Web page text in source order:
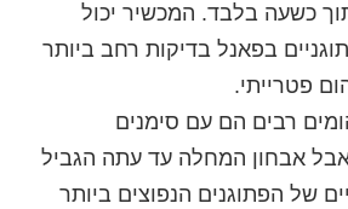
כשעה בלבד. המכשיר יכול
בפאנל בדיקות רחב ביותר
פטרייתי.
רבים הם עם סימנים
אבל אבחון המחלה עד עתה הגביל
של הפתוגנים הנפוצים ביותר